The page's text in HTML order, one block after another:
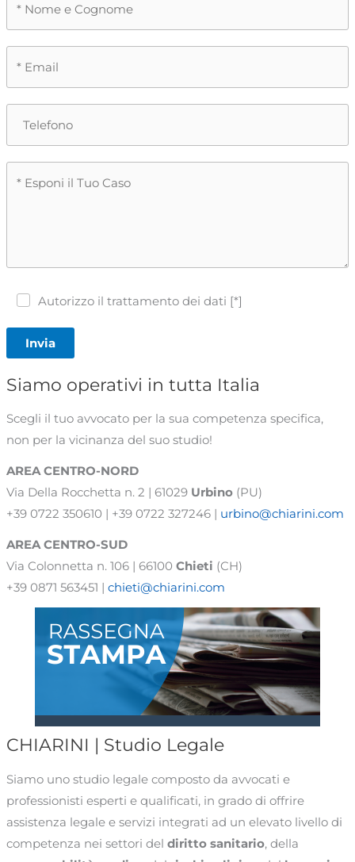
Siamo operativi in tutta Italia
Scegli il tuo avvocato per la sua competenza specifica,
non per la vicinanza del suo studio!
AREA CENTRO-NORD
Via Della Rocchetta n. 2 | 61029
+39 0722 350610 | +39 0722 327246 |urbino@chiarini.com
CENTRO-SUD
Via Colonnetta n. 106 | 66100
+39 0871 563451 | chieti@chiarini.com
CHIARINI | Studio Legale
Siamo uno studio legale composto da avvocati e
professionisti esperti e qualificati, in grado di offrire
assistenza legale e servizi integrati ad un elevato livello di
competenza nei settori deldiritto sanitario, della
responsabilità medica , delrischio clinico, dellavoro in